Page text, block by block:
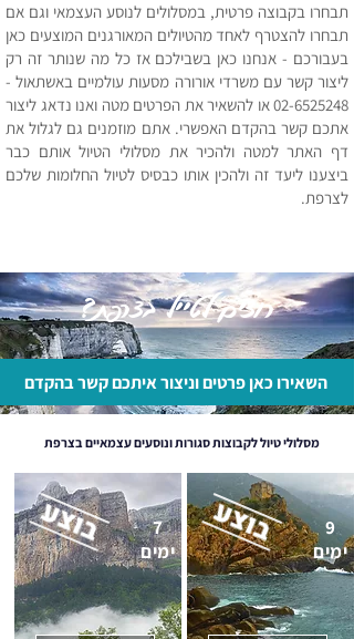
תבחרו בקבוצה פרטית, במסלולים לנוסע העצמאי וגם אם
תבחרו להצטרף לאחד מהטיולים המאורגנים המוצעים כאן
בעבורכם - אנחנו כאן בשבילכם אז כל מה שנותר זה רק
ליצור קשר עם משרדי אורורה מסעות עולמיים באשתאול -
02-6525248או להשאיר את הפרטים מטה ואנו נדאג ליצור
אתכם קשר בהקדם האפשרי. אתם מוזמנים גם לגלול את
דף האתר למטה ולהכיר את מסלולי הטיול אותם כבר
ביצענו ליעד זה ולהכין אותו כבסיס לטיול החלומות שלכם
לצרפת.
רוצים לטייל בצרפת?
השאירו כאן פרטים וניצור איתכם קשר בהקדם
מסלולי טיול לקבוצות סגורות ונוסעים עצמאיים בצרפת
9
ימים
7
ימים